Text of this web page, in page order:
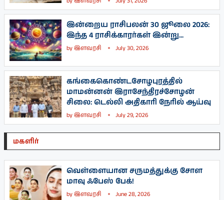
இன்றைய ராசிபலன் 30 ஜூலை 2026:
இந்த 4 ராசிக்காரர்கள் இன்று...
byஇளவரசி July 30, 2026
கங்கைகொண்டசோழபுரத்தில்
மாமன்னன் இராசேந்திரச்சோழன்
சிலை: டெல்லி அதிகாரி நேரில் ஆய்வு
byஇளவரசி July 29, 2026
மகளிர்
வெள்ளையான சருமத்துக்கு சோள
மாவு ஃபேஸ் பேக்!
byஇளவரசி June 28, 2026